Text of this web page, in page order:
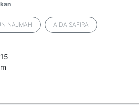
NAJMAH AIDA SAFIRA